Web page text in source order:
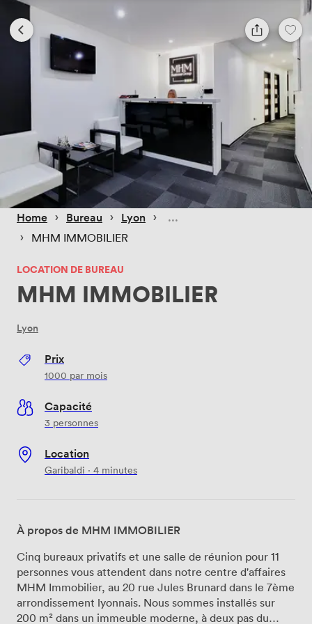
Home › Bureau › Lyon ›
› MHM IMMOBILIER
LOCATION DE BUREAU
MHM IMMOBILIER
Lyon
Prix
1000 par mois
Capacité
3 personnes
Location
Garibaldi · 4 minutes
À propos de MHM IMMOBILIER
Cinq bureaux privatifs et une salle de réunion pour 11
personnes vous attendent dans notre centre d'affaires
MHM Immobilier, au 20 rue Jules Brunard dans le 7ème
arrondissement lyonnais. Nous sommes installés sur
200 m² dans un immeuble moderne, à deux pas du